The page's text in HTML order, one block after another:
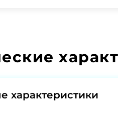
характеристики